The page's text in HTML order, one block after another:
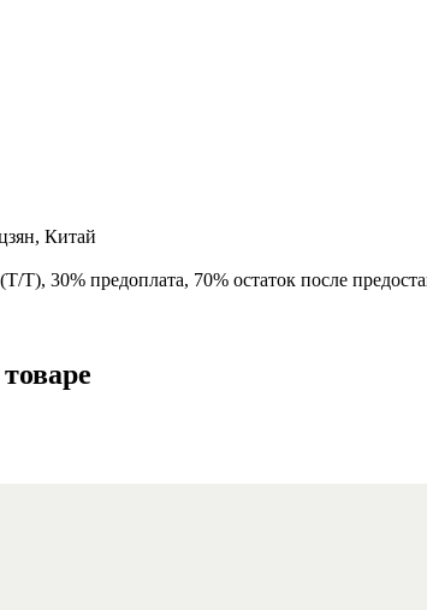
Китай
T), 30% предоплата, 70% остаток после